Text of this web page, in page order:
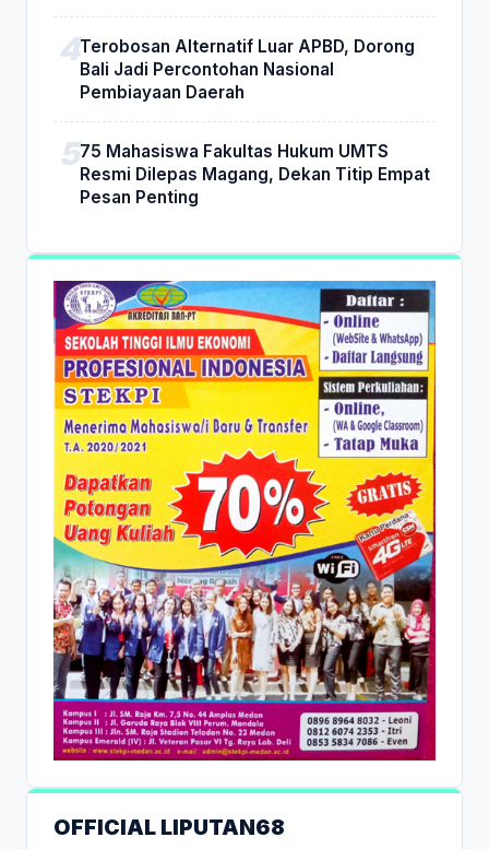
Terobosan Alternatif Luar APBD, Dorong
Bali Jadi Percontohan Nasional
Pembiayaan Daerah
75 Mahasiswa Fakultas Hukum UMTS
Resmi Dilepas Magang, Dekan Titip Empat
Pesan Penting
OFFICIAL LIPUTAN68